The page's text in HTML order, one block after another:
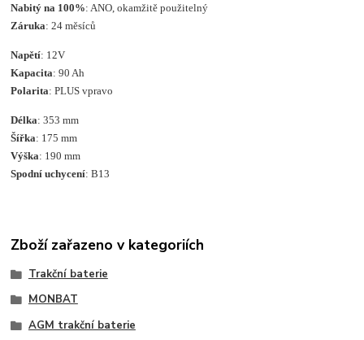
Nabitý na 100%: ANO, okamžitě použitelný
Záruka: 24 měsíců
Napětí: 12V
Kapacita: 90 Ah
Polarita: PLUS vpravo
Délka: 353 mm
Šířka: 175 mm
Výška: 190 mm
Spodní uchycení: B13
Zboží zařazeno v kategoriích
Trakční baterie
MONBAT
AGM trakční baterie